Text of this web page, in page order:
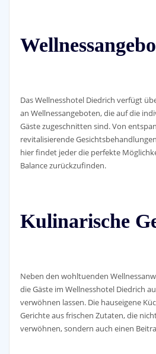
Das Wellnesshotel Diedrich verfügt
an Wellnessangeboten, die auf die
Gäste zugeschnitten sind. Von
revitalisierende
hier findet jeder die perfekte
Balance zurückzufinden.
Kulinarische
Neben den wohltuenden
die Gäste im Wellnesshotel Diedrich
verwöhnen lassen. Die hauseigene
Gerichte aus frischen Zutaten, die
verwöhnen, sondern auch einen